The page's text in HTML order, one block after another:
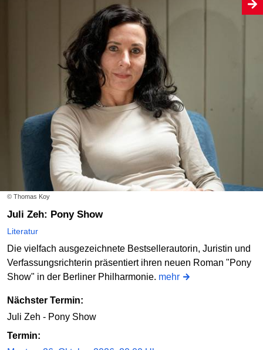
© Thomas Koy
Juli Zeh: Pony Show
Literatur
Die vielfach ausgezeichnete Bestsellerautorin, Juristin und
Verfassungsrichterin präsentiert ihren neuen Roman "Pony
Show" in der Berliner Philharmonie. mehr
Nächster Termin:
Juli Zeh - Pony Show
Termin: